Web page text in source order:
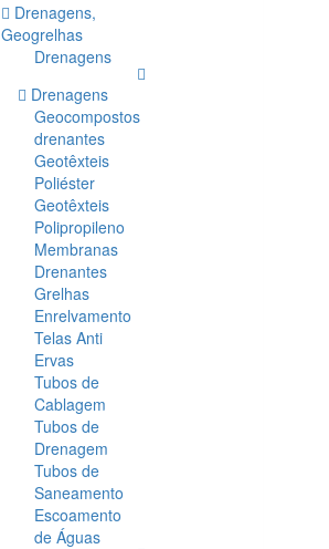
Drenagens,
Geogrelhas
Drenagens
Drenagens
Geocompostos
drenantes
Geotêxteis
Poliéster
Geotêxteis
Polipropileno
Membranas
Drenantes
Grelhas
Enrelvamento
Telas Anti
Ervas
Tubos de
Cablagem
Tubos de
Drenagem
Tubos de
Saneamento
Escoamento
de Águas